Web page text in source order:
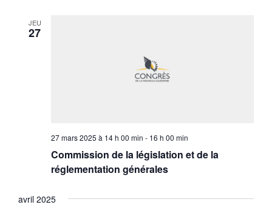
JEU
27
Commission de la législation et de la
réglementation générales
27 mars 2025 à 14 h 00 min - 16 h 00 min
avril 2025